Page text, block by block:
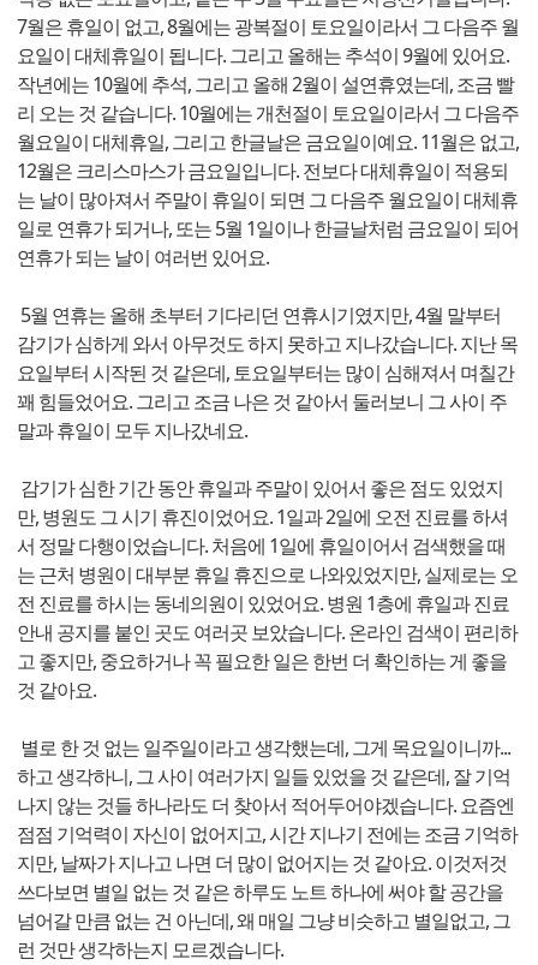
7월은 휴일이 없고, 8월에는 광복절이 토요일이라서 그 다음주 월
요일이 대체휴일이 됩니다. 그리고 올해는 추석이 9월에 있어요.
작년에는 10월에 추석, 그리고 올해 2월이 설연휴였는데, 조금 빨
리 오는 것 같습니다. 10월에는 개천절이 토요일이라서 그 다음주
월요일이 대체휴일, 그리고 한글날은 금요일이예요. 11월은 없고,
12월은 크리스마스가 금요일입니다. 전보다 대체휴일이 적용되
는 날이 많아져서 주말이 휴일이 되면 그 다음주 월요일이 대체휴
일로 연휴가 되거나, 또는 5월 1일이나 한글날처럼 금요일이 되어
연휴가 되는 날이 여러번 있어요.
5월 연휴는 올해 초부터 기다리던 연휴시기였지만, 4월 말부터
감기가 심하게 와서 아무것도 하지 못하고 지나갔습니다. 지난 목
요일부터 시작된 것 같은데, 토요일부터는 많이 심해져서 며칠간
꽤 힘들었어요. 그리고 조금 나은 것 같아서 둘러보니 그 사이 주
말과 휴일이 모두 지나갔네요.
감기가 심한 기간 동안 휴일과 주말이 있어서 좋은 점도 있었지
만, 병원도 그 시기 휴진이었어요. 1일과 2일에 오전 진료를 하셔
서 정말 다행이었습니다. 처음에 1일에 휴일이어서 검색했을 때
는 근처 병원이 대부분 휴일 휴진으로 나와있었지만, 실제로는 오
전 진료를 하시는 동네의원이 있었어요. 병원 1층에 휴일과 진료
안내 공지를 붙인 곳도 여러곳 보았습니다. 온라인 검색이 편리하
고 좋지만, 중요하거나 꼭 필요한 일은 한번 더 확인하는 게 좋을
것 같아요.
별로 한 것 없는 일주일이라고 생각했는데, 그게 목요일이니까...
하고 생각하니, 그 사이 여러가지 일들 있었을 것 같은데, 잘 기억
나지 않는 것들 하나라도 더 찾아서 적어두어야겠습니다. 요즘엔
점점 기억력이 자신이 없어지고, 시간 지나기 전에는 조금 기억하
지만, 날짜가 지나고 나면 더 많이 없어지는 것 같아요. 이것저것
쓰다보면 별일 없는 것 같은 하루도 노트 하나에 써야 할 공간을
넘어갈 만큼 없는 건 아닌데, 왜 매일 그냥 비슷하고 별일없고, 그
런 것만 생각하는지 모르겠습니다.